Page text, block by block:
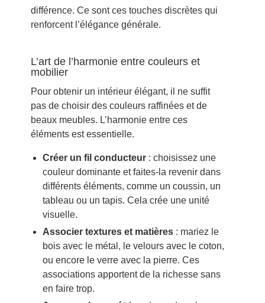
différence. Ce sont ces touches discrètes qui
renforcent l’élégance générale.
L’art de l’harmonie entre couleurs et
mobilier
Pour obtenir un intérieur élégant, il ne suffit
pas de choisir des couleurs raffinées et de
beaux meubles. L’harmonie entre ces
éléments est essentielle.
Créer un fil conducteur: choisissez une
couleur dominante et faites-la revenir dans
différents éléments, comme un coussin, un
tableau ou un tapis. Cela crée une unité
visuelle.
Associer textures et matières: mariez le
bois avec le métal, le velours avec le coton,
ou encore le verre avec la pierre. Ces
associations apportent de la richesse sans
en faire trop.